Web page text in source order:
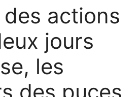
actions
jours
les
des puces